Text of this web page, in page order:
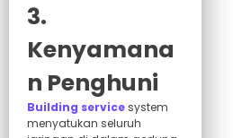
3.
Kenyamana
n Penghuni
Building servicesystem
menyatukan seluruh